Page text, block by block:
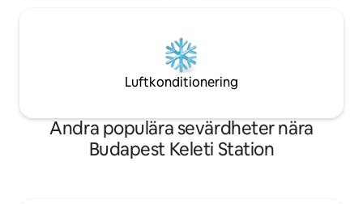
och staden. Jag kan också hjälpa dig
med transport från och till flygplatsen
tjänst när jag har gäster. Under din
viber, whatsapp, messenger, när som
helst. Lägenheten ligger på en
boulevard i Budapests historiska
centrum, nära Operan, St Stephen's
Luftkonditionering
Andra populära sevärdheter nära
Budapest Keleti Station